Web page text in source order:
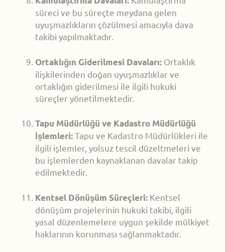
süreci ve bu süreçte meydana gelen
uyuşmazlıkların çözülmesi amacıyla dava
takibi yapılmaktadır.
Ortaklığın Giderilmesi Davaları: Ortaklık
ilişkilerinden doğan uyuşmazlıklar ve
ortaklığın giderilmesi ile ilgili hukuki
süreçler yönetilmektedir.
Tapu Müdürlüğü ve Kadastro Müdürlüğü
İşlemleri:Tapu ve Kadastro Müdürlükleri ile
ilgili işlemler, yolsuz tescil düzeltmeleri ve
bu işlemlerden kaynaklanan davalar takip
edilmektedir.
Kentsel Dönüşüm Süreçleri: Kentsel
dönüşüm projelerinin hukuki takibi, ilgili
yasal düzenlemelere uygun şekilde mülkiyet
haklarının korunması sağlanmaktadır.